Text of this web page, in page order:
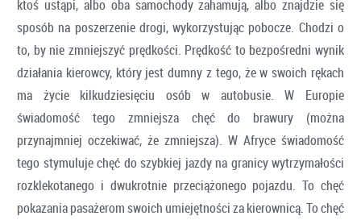
ktoś ustąpi, albo oba samochody zahamują, albo znajdzie się
sposób na poszerzenie drogi, wykorzystując pobocze. Chodzi o
to, by nie zmniejszyć prędkości. Prędkość to bezpośredni wynik
działania kierowcy, który jest dumny z tego, że w swoich rękach
ma życie kilkudziesięciu osób w autobusie. W Europie
świadomość tego zmniejsza chęć do brawury (można
przynajmniej oczekiwać, że zmniejsza). W Afryce świadomość
tego stymuluje chęć do szybkiej jazdy na granicy wytrzymałości
rozklekotanego i dwukrotnie przeciążonego pojazdu. To chęć
pokazania pasażerom swoich umiejętności za kierownicą. To chęć